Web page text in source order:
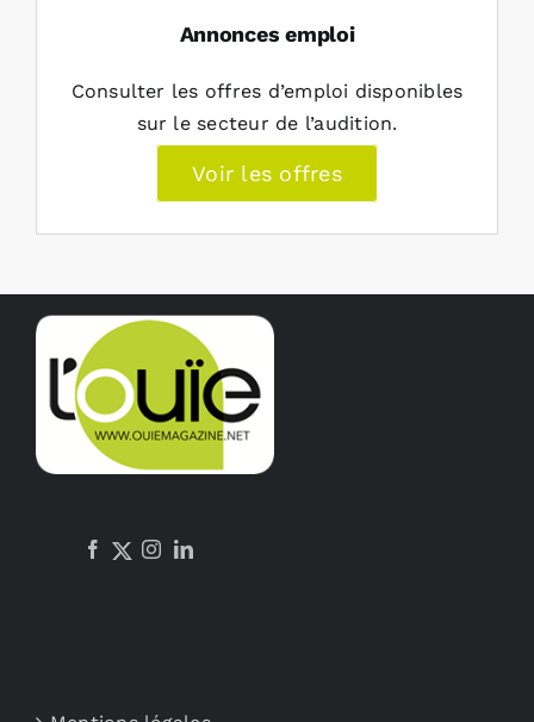
Annonces emploi
Consulter les offres d’emploi disponibles
sur le secteur de l’audition.
Voir les offres